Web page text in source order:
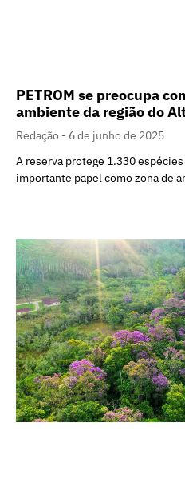
PETROM se preocupa
ambiente da região do
Redação
6 de junho de 2025
A reserva protege 1.330
importante papel como zona de